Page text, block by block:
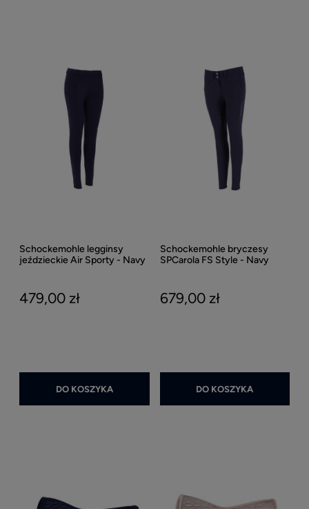
Schockemohle legginsy
jeździeckie Air Sporty - Navy
479,00 zł
DO KOSZYKA
Schockemohle bryczesy
SPCarola FS Style - Navy
679,00 zł
DO KOSZYKA